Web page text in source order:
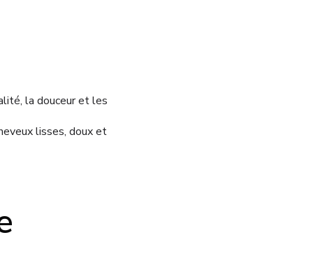
la douceur et les
lisses, doux et